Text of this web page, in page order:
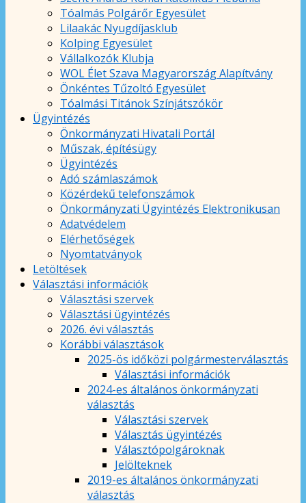
Tóalmás Polgárőr Egyesület
Lilaakác Nyugdíjasklub
Kolping Egyesület
Vállalkozók Klubja
WOL Élet Szava Magyarország Alapítvány
Önkéntes Tűzoltó Egyesület
Tóalmási Titánok Színjátszókör
Ügyintézés
Önkormányzati Hivatali Portál
Műszak, építésügy
Ügyintézés
Adó számlaszámok
Közérdekű telefonszámok
Önkormányzati Ügyintézés Elektronikusan
Adatvédelem
Elérhetőségek
Nyomtatványok
Letöltések
Választási információk
Választási szervek
Választási ügyintézés
2026. évi választás
Korábbi választások
2025-ös időközi polgármesterválasztás
Választási információk
2024-es általános önkormányzati
választás
Választási szervek
Választás ügyintézés
Választópolgároknak
Jelölteknek
2019-es általános önkormányzati
választás